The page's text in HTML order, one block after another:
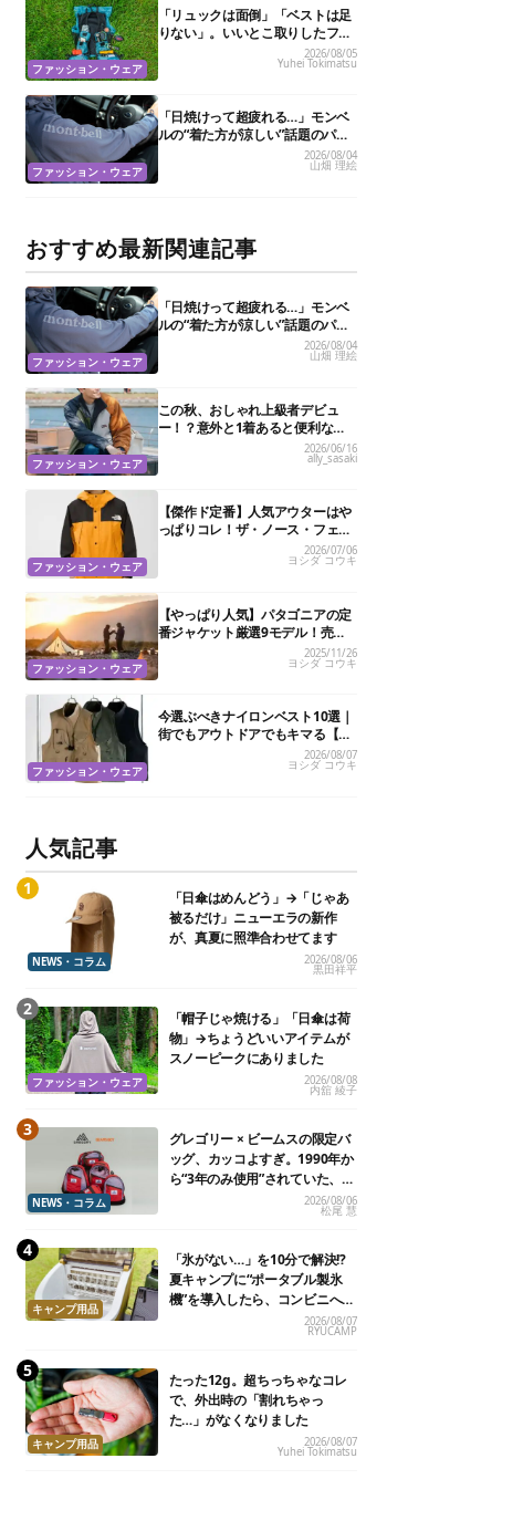
ファッション・ウェア
「リュックは面倒」「ベストは足
りない」。いいとこ取りしたフェ
ス特化バッグがあるんです2026/08/05
Yuhei Tokimatsu
ファッション・ウェア
「日焼けって超疲れる…」モンベ
ルの“着た方が涼しい”話題のパー
カ試したら、真夏の救世主だった
2026/08/04
山畑 理絵
おすすめ最新関連記事
ファッション・ウェア
「日焼けって超疲れる…」モンベ
ルの“着た方が涼しい”話題のパー
カ試したら、真夏の救世主だった
2026/08/04
山畑 理絵
ファッション・ウェア
この秋、おしゃれ上級者デビュ
ー！？意外と1着あると便利な注
目“リバーシブルジャケット”10選
2026/06/16
ally_sasaki
ファッション・ウェア
【傑作ド定番】人気アウターはや
っぱりコレ！ザ・ノース・フェイ
スの鉄板ジャケットBEST72026/07/06
ヨシダ コウキ
ファッション・ウェア
【やっぱり人気】パタゴニアの定
番ジャケット厳選9モデル！売れ
筋はこれを押さえておこう2025/11/26
ヨシダ コウキ
ファッション・ウェア
今選ぶべきナイロンベスト10選｜
街でもアウトドアでもキマる【メ
2026/08/07
ヨシダ コウキ
人気記事
NEWS・コラム
「日傘はめんどう」→「じゃあ
被るだけ」ニューエラの新作
が、真夏に照準合わせてます
2026/08/06
黒田祥平
ファッション・ウェア
「帽子じゃ焼ける」「日傘は荷
物」→ちょうどいいアイテムが
スノーピークにありました
2026/08/08
内舘 綾子
NEWS・コラム
グレゴリー × ビームスの限定バ
ッグ、カッコよすぎ。1990年か
ら“3年のみ使用”されていた、紫
2026/08/06
松尾 慧
キャンプ用品
「氷がない…」を10分で解決!?
夏キャンプに“ポータブル製氷
機”を導入したら、コンビニへ走
2026/08/07
RYUCAMP
キャンプ用品
たった12g。超ちっちゃなコレ
で、外出時の「割れちゃっ
た…」がなくなりました
2026/08/07
Yuhei Tokimatsu